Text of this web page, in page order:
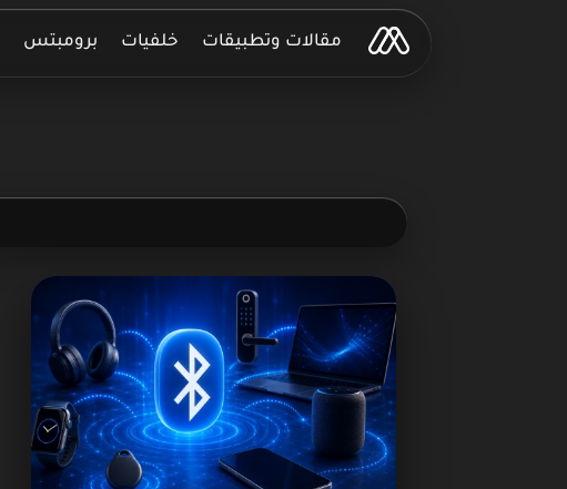
مقالات وتطبيقات خلفيات برومبتس